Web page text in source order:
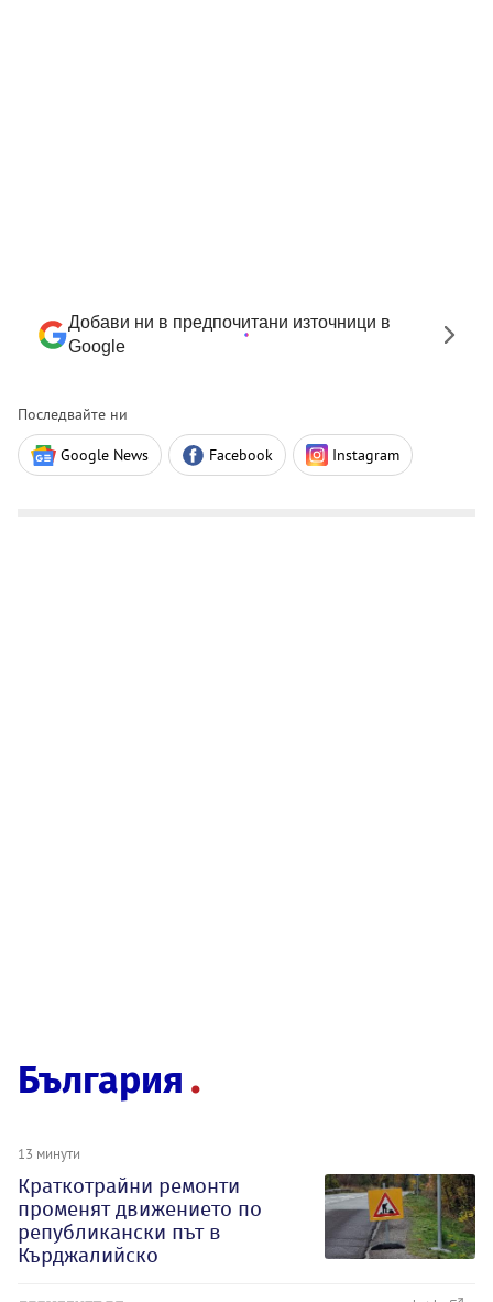
Добави ни в предпочитани източници в
Google
Последвайте ни
Google News Facebook Instagram
България
13 минути
Краткотрайни ремонти
променят движението по
републикански път в
Кърджалийско